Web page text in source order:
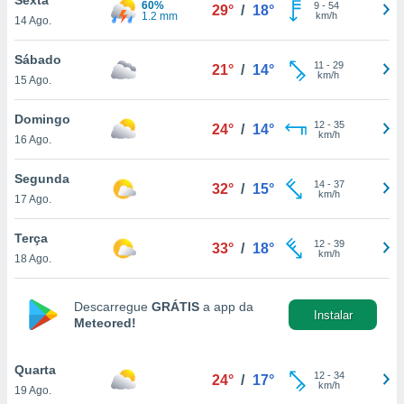
lhe
e
com
Pode
e
a
a
14 Ago.
60%
1.2 mm
29° / 18° 9- 54
km/h
Sábado
15 Ago.
21° / 14° 11 - 29
km/h
Domingo
16 Ago.
24° / 14° 12- 35
km/h
Segunda
17 Ago.
32° / 15° 14- 37
km/h
Terça
18 Ago.
33° / 18° 12- 39
km/h
Descarregue GRÁTIS a app da
Meteored!
Instalar
Quarta
19 Ago.
24° / 17° 12- 34
km/h